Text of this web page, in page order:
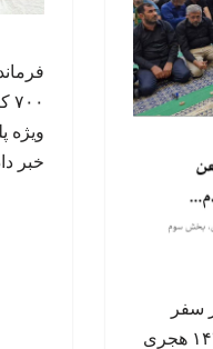
سفر
اربعین سال ۱۴۰۳ هجری شمسی، ۱۴۴۶ هجری
ویژه
خبر